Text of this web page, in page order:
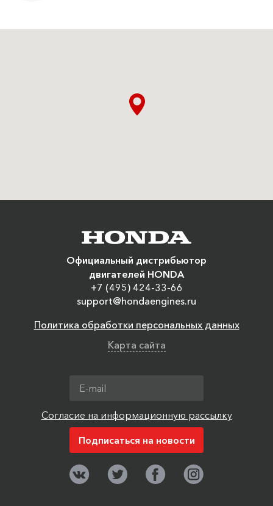
Официальный дистрибьютор
двигателей HONDA
+7 (495) 424-33-66
support@hondaengines.ru
Политика обработки персональных данных
Карта сайта
Согласие на информационную рассылку